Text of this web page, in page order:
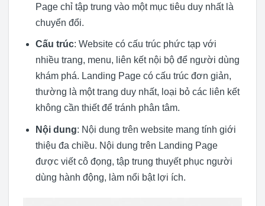
Page chỉ tập trung vào một mục tiêu duy nhất là
chuyển đổi.
Cấu trúc: Website có cấu trúc phức tạp với
nhiều trang, menu, liên kết nội bộ để người dùng
khám phá. Landing Page có cấu trúc đơn giản,
thường là một trang duy nhất, loại bỏ các liên kết
không cần thiết để tránh phân tâm.
Nội dung: Nội dung trên website mang tính giới
thiệu đa chiều. Nội dung trên Landing Page
được viết cô đọng, tập trung thuyết phục người
dùng hành động, làm nổi bật lợi ích.